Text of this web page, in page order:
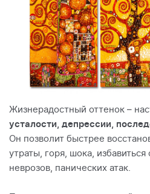
Жизнерадостный оттенок –
усталости, депрессии,
Он позволит быстрее
утраты, горя, шока, избавиться
неврозов, панических атак.